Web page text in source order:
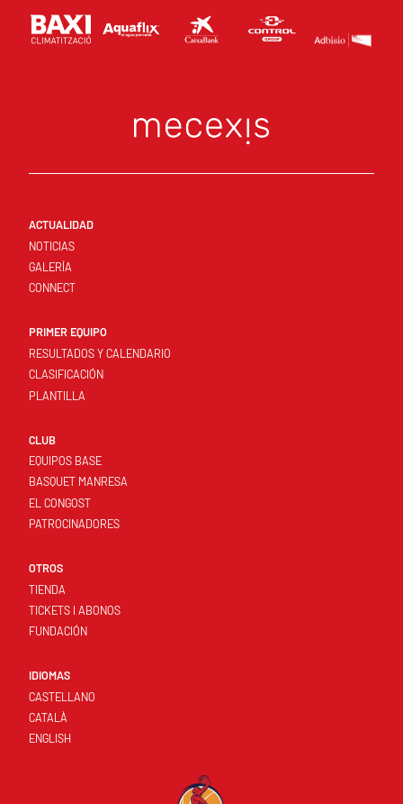
ACTUALIDAD
NOTICIAS
GALERÍA
CONNECT
PRIMER EQUIPO
RESULTADOS Y CALENDARIO
CLASIFICACIÓN
PLANTILLA
CLUB
EQUIPOS BASE
BASQUET MANRESA
EL CONGOST
PATROCINADORES
OTROS
TIENDA
TICKETS I ABONOS
FUNDACIÓN
IDIOMAS
CASTELLANO
CATALÀ
ENGLISH